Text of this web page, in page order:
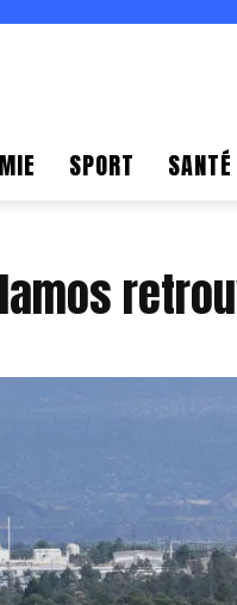
SPORT SANTÉ